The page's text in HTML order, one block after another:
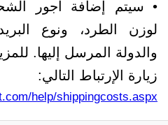
• سيتم إضافة اجور
لوزن الطرد، ونوع
والدولة المرسل إليها.
زيارة الإرتباط التالي:
help/shippingcosts.aspx